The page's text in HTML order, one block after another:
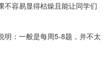
不容易显得枯燥且能让同学们
明：一般是每周5-8题，并不太